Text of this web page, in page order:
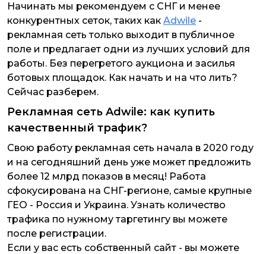
Начинать мы рекомендуем с СНГ и менее
конкурентных сеток, таких как Adwile -
рекламная сеть только выходит в публичное
поле и предлагает одни из лучших условий для
работы. Без перегретого аукциона и засилья
ботовых площадок. Как начать и на что лить?
Сейчас разберем.
Рекламная сеть Adwile: как купить
качественный трафик?
Свою работу рекламная сеть начала в 2020 году
и на сегодняшний день уже может предложить
более 12 млрд показов в месяц! Работа
сфокусирована на СНГ-регионе, самые крупные
ГЕО - Россия и Украина. Узнать количество
трафика по нужному таргетингу вы можете
после регистрации.
Если у вас есть собственный сайт - вы можете